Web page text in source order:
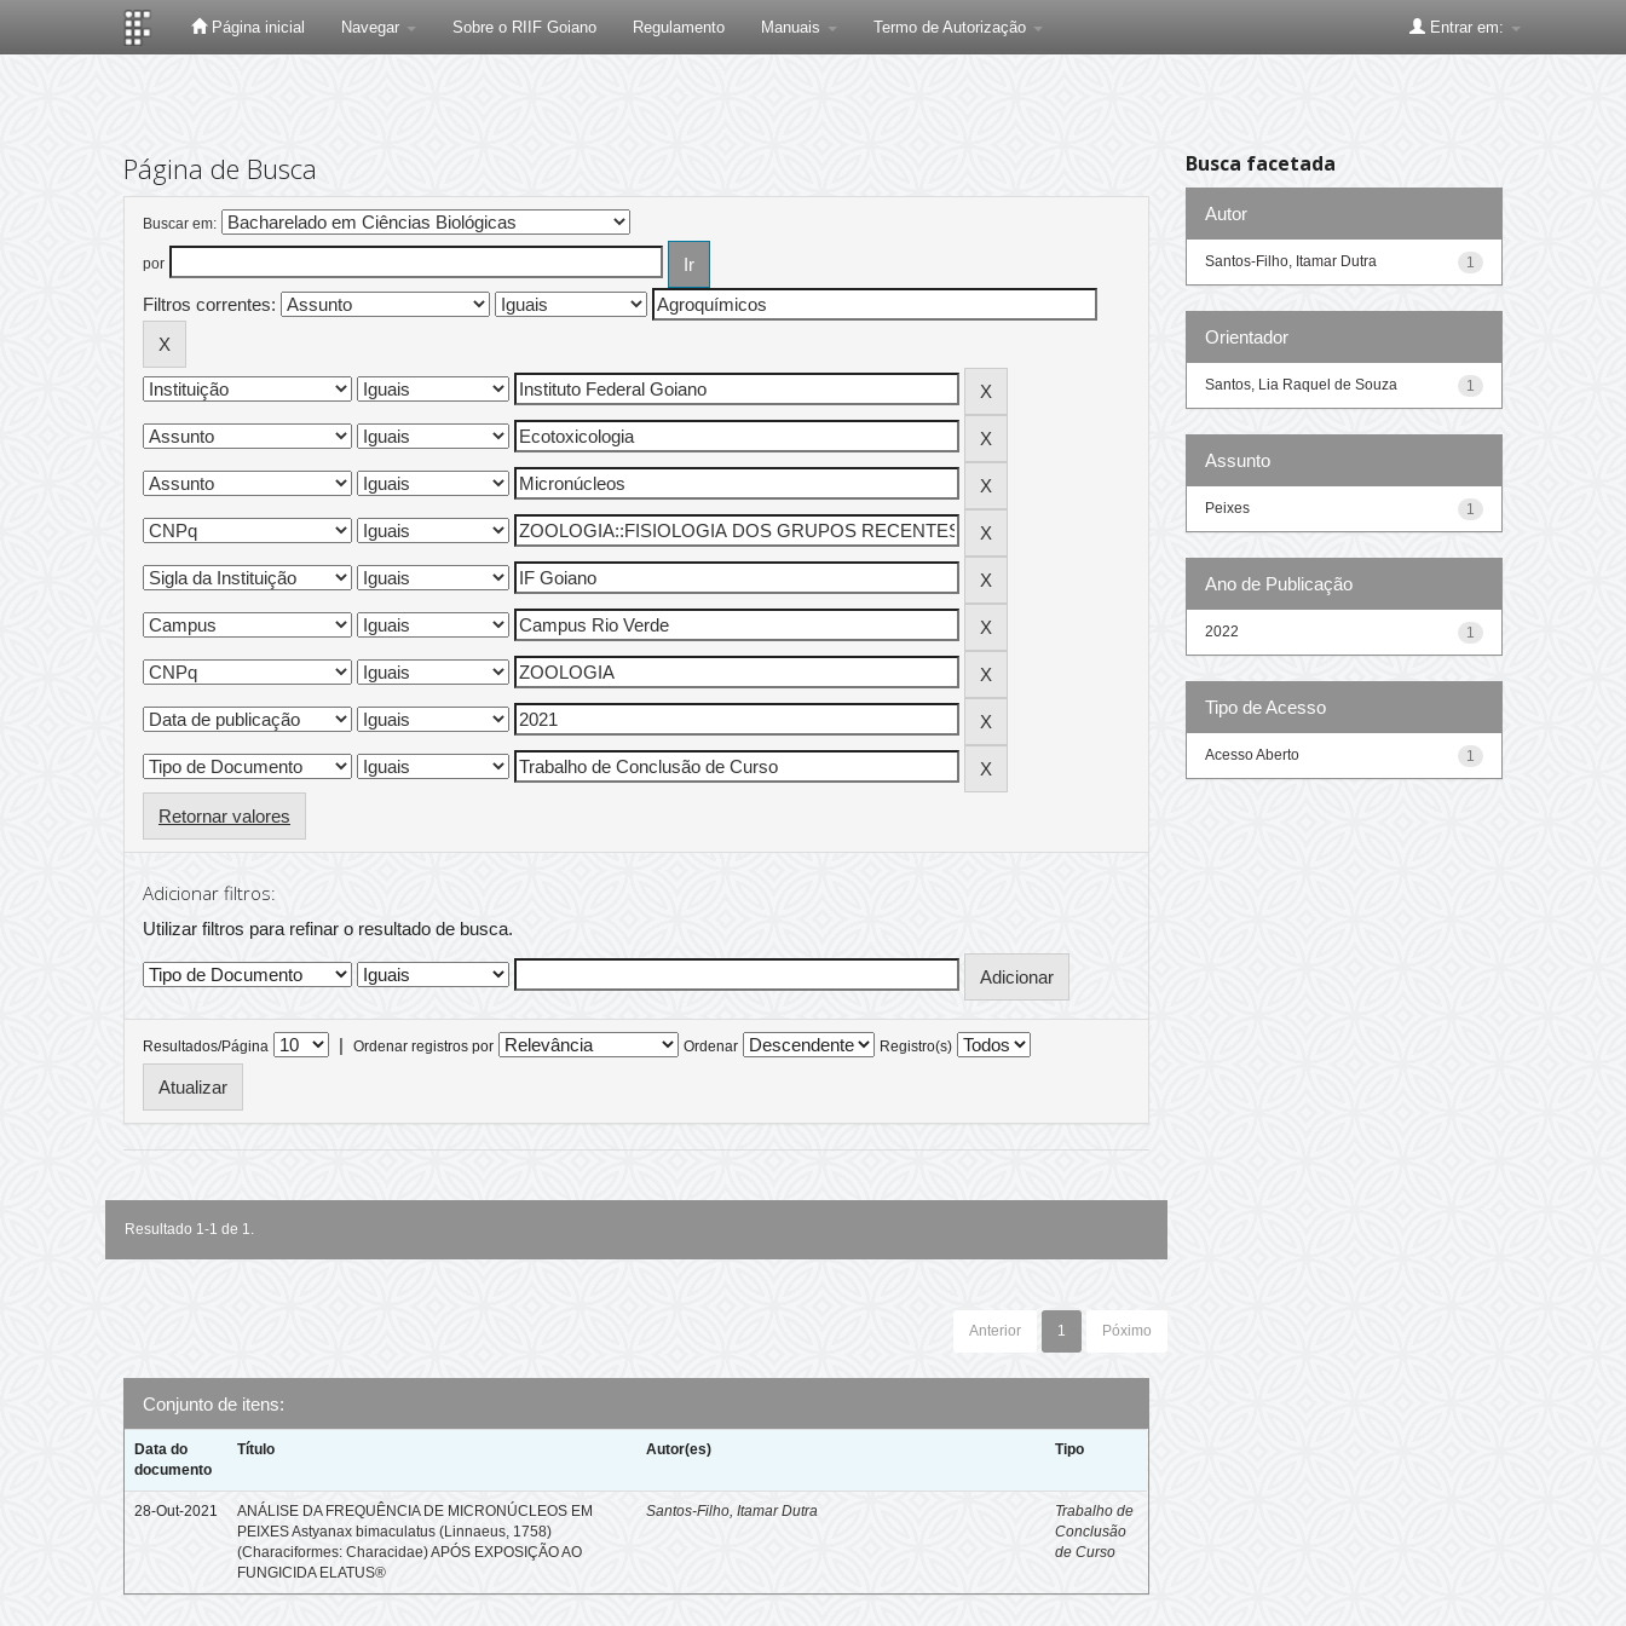
Página inicial Navegar Sobre o RIIF Goiano Regulamento Manuais Termo de Autorização Entrar em:
Página de Busca
Buscar em:
por
Filtros correntes:
Retornar valores
Adicionar filtros:
Utilizar filtros para refinar o resultado de busca.
Resultados/Página | Ordenar registros por Ordenar Registro(s)
Resultado 1-1 de 1.
Anterior 1 Póximo
Conjunto de itens:
Data do
documento
Título Autor(es) Tipo
28-Out-2021
ANÁLISE DA FREQUÊNCIA DE MICRONÚCLEOS EM
PEIXES Astyanax bimaculatus (Linnaeus, 1758)
(Characiformes: Characidae) APÓS EXPOSIÇÃO AO
FUNGICIDA ELATUS®
Santos-Filho, Itamar Dutra
Trabalho de
Conclusão
de Curso
Busca facetada
Autor
1
Santos-Filho, Itamar Dutra
Orientador
1
Santos, Lia Raquel de Souza
Assunto
1
Peixes
Ano de Publicação
1
2022
Tipo de Acesso
1
Acesso Aberto